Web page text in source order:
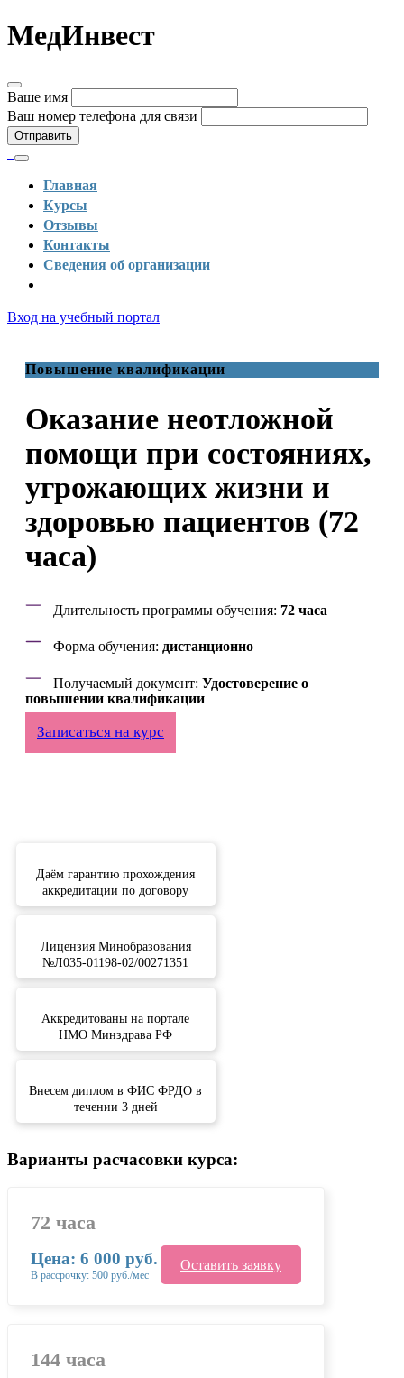
МедИнвест
Ваше имя
Ваш номер телефона для связи
Отправить
Главная
Курсы
Отзывы
Контакты
Сведения об организации
Вход на учебный портал
Повышение квалификации
Оказание неотложной
помощи при состояниях,
угрожающих жизни и
здоровью пациентов (72
часа)
Длительность программы обучения: 72 часа
Форма обучения: дистанционно
Получаемый документ: Удостоверение о
повышении квалификации
Записаться на курс
Даём гарантию прохождения
аккредитации по договору
Лицензия Минобразования
№Л035-01198-02/00271351
Аккредитованы на портале
НМО Минздрава РФ
Внесем диплом в ФИС ФРДО в
течении 3 дней
Варианты расчасовки курса:
72 часа
Цена: 6 000 руб.
В рассрочку: 500 руб./мес
Оставить заявку
144 часа